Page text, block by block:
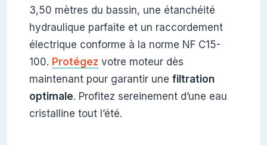
3,50 mètres du bassin, une étanchéité
hydraulique parfaite et un raccordement
électrique conforme à la norme NF C15-
100. Protégez votre moteur dès
maintenant pour garantir une filtration
optimale. Profitez sereinement d’une eau
cristalline tout l’été.